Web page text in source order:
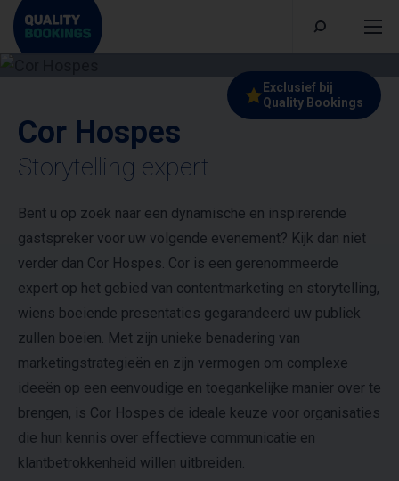
Exclusief bij
Quality Bookings
Cor Hospes
Storytelling expert
Bent u op zoek naar een dynamische en inspirerende
gastspreker voor uw volgende evenement? Kijk dan niet
verder dan Cor Hospes. Cor is een gerenommeerde
expert op het gebied van contentmarketing en storytelling,
wiens boeiende presentaties gegarandeerd uw publiek
zullen boeien. Met zijn unieke benadering van
marketingstrategieën en zijn vermogen om complexe
ideeën op een eenvoudige en toegankelijke manier over te
brengen, is Cor Hospes de ideale keuze voor organisaties
die hun kennis over effectieve communicatie en
klantbetrokkenheid willen uitbreiden.